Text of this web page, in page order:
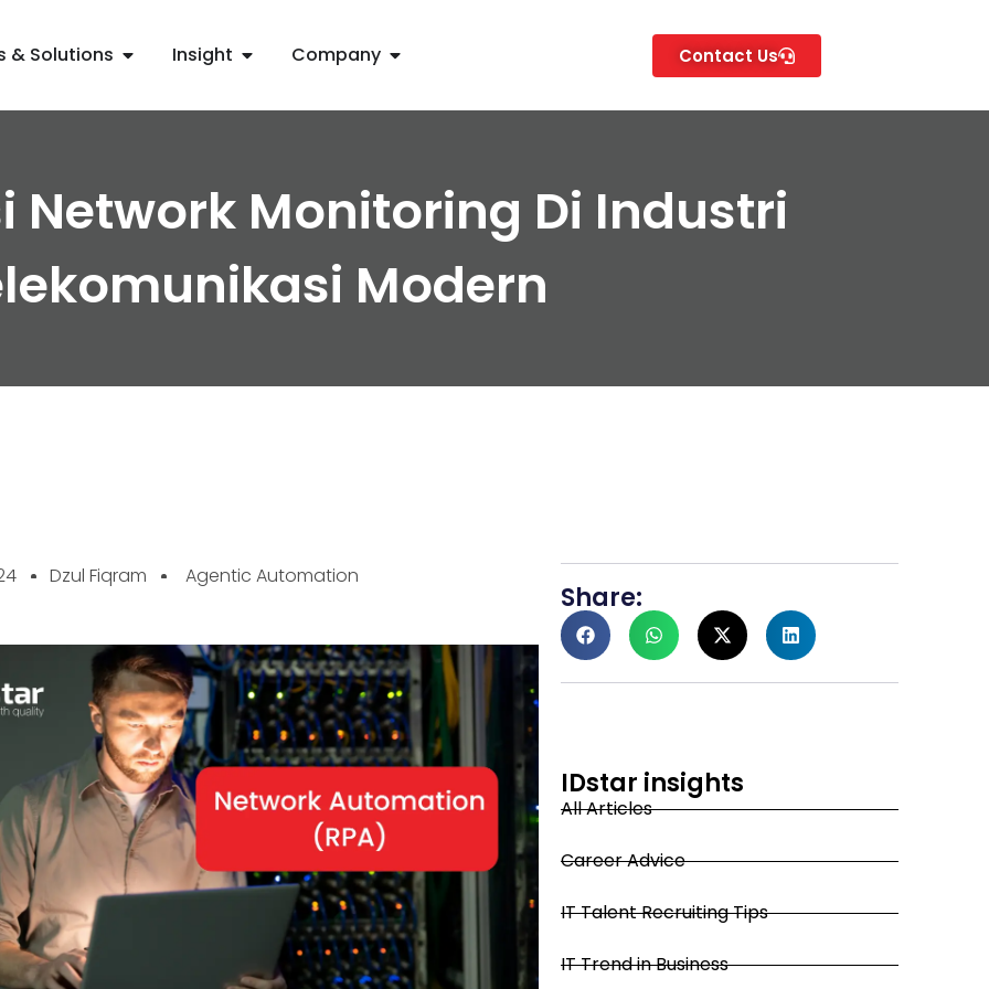
& Solutions Insight Company Contact Us
Network Monitoring Di Industri
Modern
Dzul Fiqram Agentic Automation
Share:
IDstar insights
All Articles
Career Advice
IT Talent Recruiting Tips
IT Trend in Business